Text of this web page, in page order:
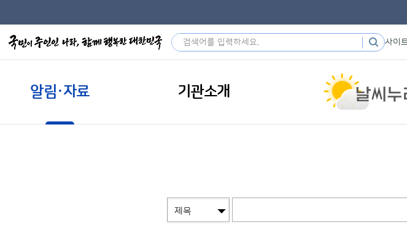
사이
알림·자료 기관소개